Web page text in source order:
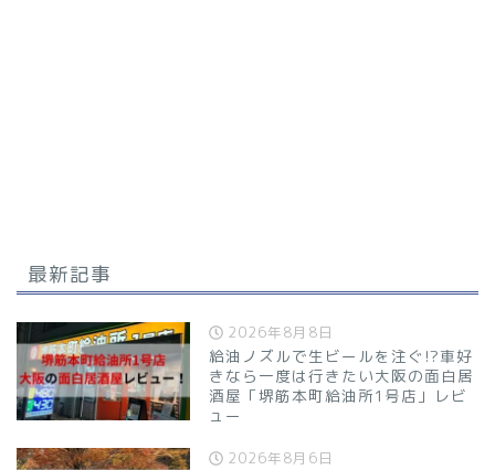
最新記事
2026年8月8日
給油ノズルで生ビールを注ぐ!?車好
きなら一度は行きたい大阪の面白居
酒屋「堺筋本町給油所1号店」レビ
ュー
2026年8月6日